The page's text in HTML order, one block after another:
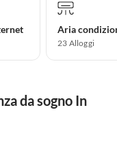
Aria
23 Alloggi
da sogno In